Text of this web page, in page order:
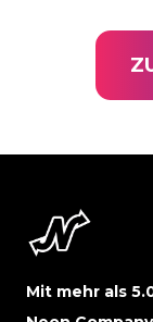
Mit mehr als